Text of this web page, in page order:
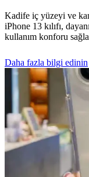
Kadife iç yüzeyi ve
iPhone 13 kılıfı,
kullanım konforu
Daha fazla bilgi edinin